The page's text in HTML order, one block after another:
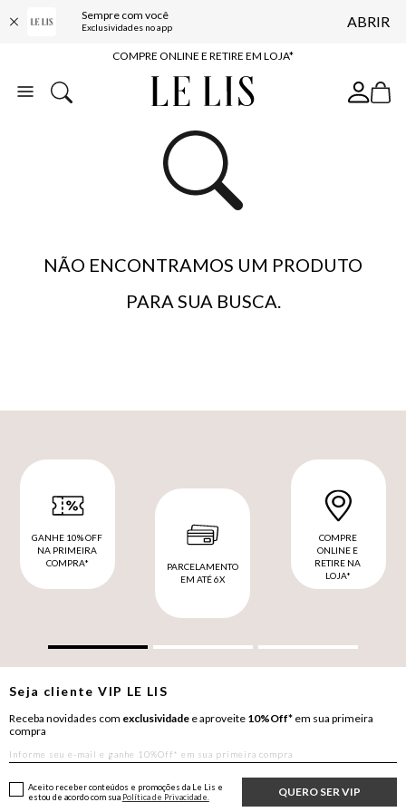
Sempre com você
Exclusividades no app ABRIR
10% OFF NA PRIMEIRA COMPRA*
ENTREGA EXPRESSA*
FRETE GRÁTIS*
BAIXE O APP
10% OFF NA PRIMEIRA COMPRA*
NÃO ENCONTRAMOS UM PRODUTO
PARA SUA BUSCA.
GANHE 10% OFF
NA PRIMEIRA
COMPRA*
PARCELAMENTO
EM ATÉ 6X
COMPRE
ONLINE E
RETIRE NA
LOJA*
Seja clienteVIP LE LIS
Receba novidades com exclusividade e aproveite 10%Off* em sua primeira
compra
QUERO SER VIP
Aceito receber conteúdos e promoções da Le Lis e
estou de acordo com sua Política de Privacidade.